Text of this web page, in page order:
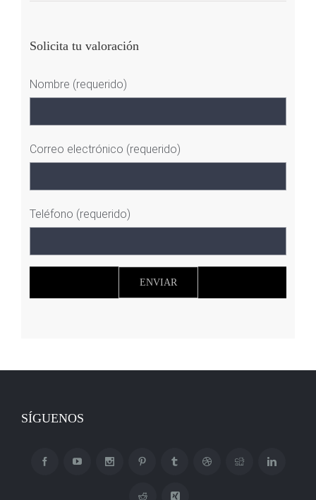
Solicita tu valoración
Nombre (requerido)
Correo electrónico (requerido)
Teléfono (requerido)
SÍGUENOS